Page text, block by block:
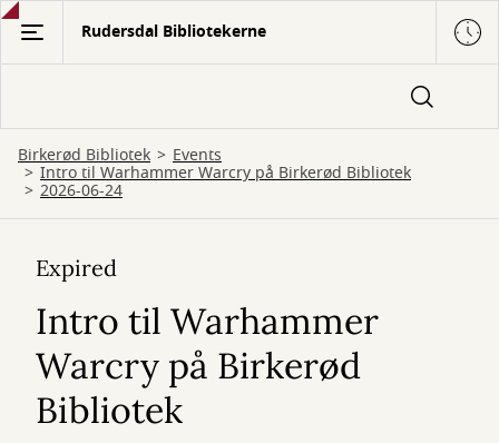
Gå
hovedindhold
Rudersdal Bibliotekerne
Birkerød Bibliotek Events
Intro til Warhammer Warcry på Birkerød Bibliotek
2026-06-24
Expired
Intro til Warhammer
Warcry på Birkerød
Bibliotek